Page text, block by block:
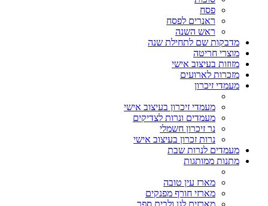
פסח
ראנרים לפסח
ראש השנה
מדבקות שם לתחילת שנה
מוצרי חריטה
מזוזות בעיצוב אישי
מזכרות לארועים
מעמדי זיכרון
מעמדי זיכרון בעיצוב אישי
מעמדים ונרות לצדיקים
נר זיכרון חשמלי
נרות זכרון בעיצוב אישי
מעמדים לנרות שבת
מתנות ממותגות
מארז עין טובה
מארזי חורף מפנקים
מארזים לגן ולבית ספר